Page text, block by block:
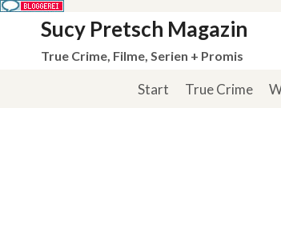
springen
Sucy Pretsch Magazin
True Crime, Filme, Serien + Promis
Start True Crime